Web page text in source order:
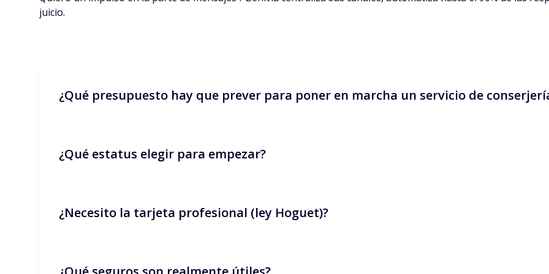
juicio.
¿Qué presupuesto hay que prever para poner en marcha un servicio de
Cuenta con unos cientos de euros para los trámites y seguros básicos, además de una pequeña cuota
¿Qué estatus elegir para empezar?
La microempresa es ideal para probar rápidamente y limitar las tareas administrativas. Si tu objetivo
¿Necesito la tarjeta profesional (ley Hoguet)?